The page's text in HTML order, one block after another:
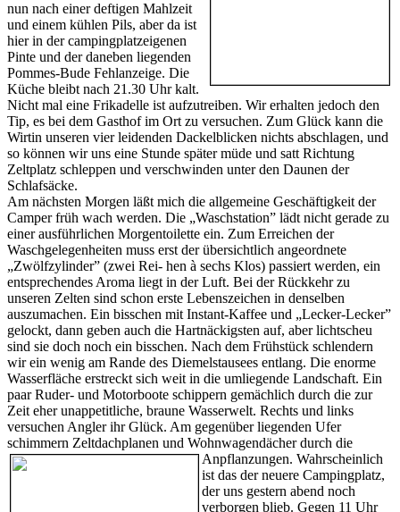
nun nach einer deftigen Mahlzeit
und einem kühlen Pils, aber da ist
hier in der campingplatzeigenen
Pinte und der daneben liegenden
Pommes-Bude Fehlanzeige. Die
Küche bleibt nach 21.30 Uhr kalt.
Nicht mal eine Frikadelle ist aufzutreiben. Wir erhalten jedoch den
Tip, es bei dem Gasthof im Ort zu versuchen. Zum Glück kann die
Wirtin unseren vier leidenden Dackelblicken nichts abschlagen, und
so können wir uns eine Stunde später müde und satt Richtung
Zeltplatz schleppen und verschwinden unter den Daunen der
Schlafsäcke.
Am nächsten Morgen läßt mich die allgemeine Geschäftigkeit der
Camper früh wach werden. Die „Waschstation” lädt nicht gerade zu
einer ausführlichen Morgentoilette ein. Zum Erreichen der
Waschgelegenheiten muss erst der übersichtlich angeordnete
„Zwölfzylinder” (zwei Rei- hen à sechs Klos) passiert werden, ein
entsprechendes Aroma liegt in der Luft. Bei der Rückkehr zu
unseren Zelten sind schon erste Lebenszeichen in denselben
auszumachen. Ein bisschen mit Instant-Kaffee und „Lecker-Lecker”
gelockt, dann geben auch die Hartnäckigsten auf, aber lichtscheu
sind sie doch noch ein bisschen. Nach dem Frühstück schlendern
wir ein wenig am Rande des Diemelstausees entlang. Die enorme
Wasserfläche erstreckt sich weit in die umliegende Landschaft. Ein
paar Ruder- und Motorboote schippern gemächlich durch die zur
Zeit eher unappetitliche, braune Wasserwelt. Rechts und links
versuchen Angler ihr Glück. Am gegenüber liegenden Ufer
schimmern Zeltdachplanen und Wohnwagendächer durch die
Anpflanzungen. Wahrscheinlich
ist das der neuere Campingplatz,
der uns gestern abend noch
verborgen blieb. Gegen 11 Uhr